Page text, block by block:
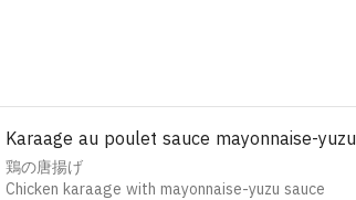
Karaage au poulet sauce mayonnaise-yuzu
鶏の唐揚げ
Chicken karaage with mayonnaise-yuzu sauce